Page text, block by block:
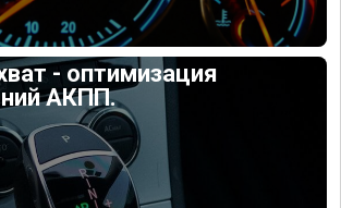
- оптимизация
АКПП.